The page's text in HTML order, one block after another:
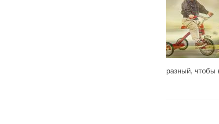
разный, чтобы